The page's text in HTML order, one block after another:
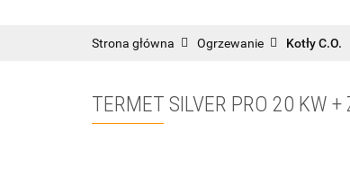
RATY/LEASING
Strona główna Ogrzewanie Kotły C.O.
TERMET SILVER PRO 20 KW